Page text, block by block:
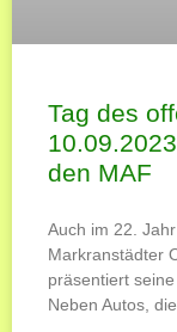
Tag des
den MAF
Auch im 22.
Markranstädter
präsentiert
Neben Autos, die